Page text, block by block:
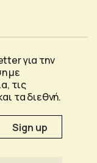
για την
με
τις
τα διεθνή.